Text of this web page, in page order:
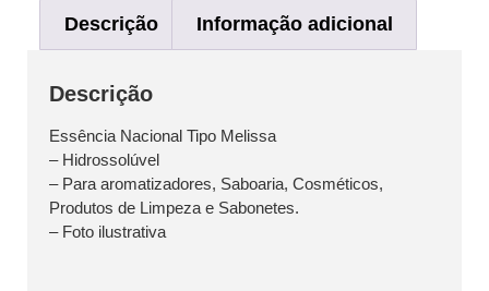
Descrição Informação adicional
Descrição
Essência Nacional Tipo Melissa
– Hidrossolúvel
– Para aromatizadores, Saboaria, Cosméticos,
Produtos de Limpeza e Sabonetes.
– Foto ilustrativa